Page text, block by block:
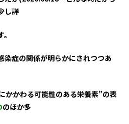
し詳
染症の関係が明らかにされつつあ
かかわる可能性のある栄養素”の表
のほか多